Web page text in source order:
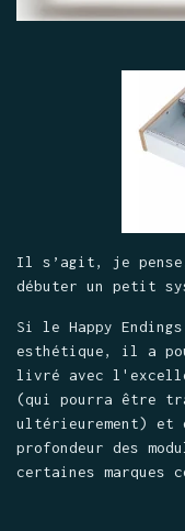
Il s’agit, je
débuter un petit
Si le Happy
esthétique, il a
livré avec
(qui pourra être
ultérieurement) et
profondeur des
certaines marques